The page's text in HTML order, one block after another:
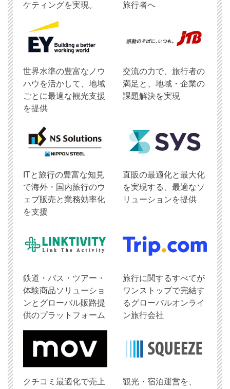
ケティングを実現。
旅行者へ
世界水準の豊富なノウ
ハウを活かして、地域
ごとに最適な観光支援
を提供
交流の力で、旅行者の
満足と、地域・企業の
課題解決を実現
ITと旅行の豊富な知見
で海外・国内旅行のウ
ェブ販売と業務効率化
を支援
直販の最適化と最大化
を実現する、最適なソ
リューションを提供
鉄道・バス・ツアー・
体験商品ソリューショ
ンとグローバル販路提
供のプラットフォーム
旅行に関するすべてが
ワンストップで完結す
るグローバルオンライ
ン旅行会社
クチコミ最適化で売上
観光・宿泊運営を、